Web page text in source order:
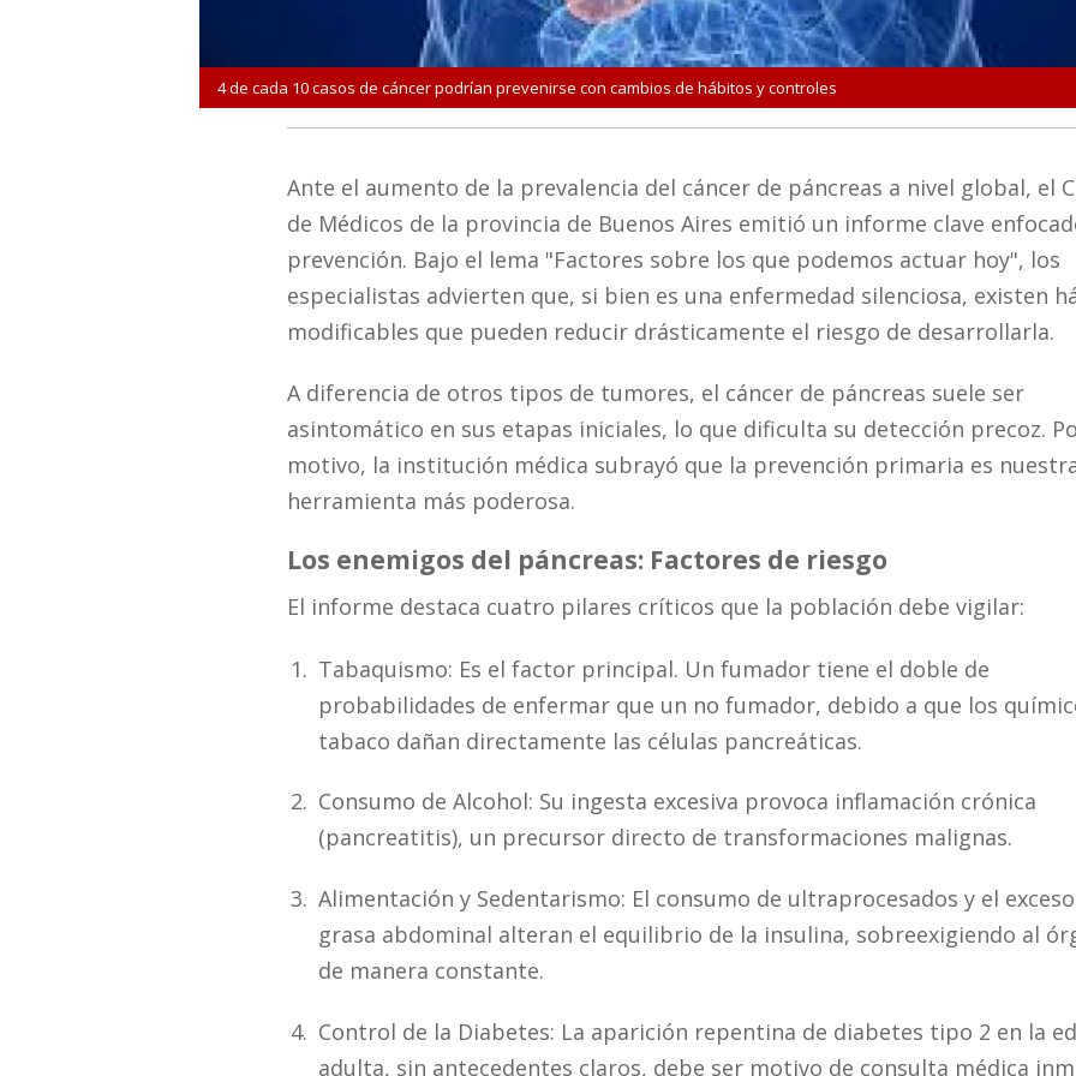
4 de cada 10 casos de cáncer podrían prevenirse con cambios de hábitos y controles
Ante el aumento de la prevalencia del cáncer de páncreas a nivel global, el
de Médicos de la provincia de Buenos Aires emitió un informe clave
prevención. Bajo el lema "Factores sobre los que podemos actuar hoy", los
especialistas advierten que, si bien es una enfermedad silenciosa, existen
modificables que pueden reducir drásticamente el riesgo de desarrollarla.
A diferencia de otros tipos de tumores, el cáncer de páncreas suele ser
asintomático en sus etapas iniciales, lo que dificulta su detección precoz.
motivo, la institución médica subrayó que la prevención primaria es
herramienta más poderosa.
Los enemigos del páncreas: Factores de riesgo
El informe destaca cuatro pilares críticos que la población debe vigilar:
Tabaquismo: Es el factor principal. Un fumador tiene el doble de
probabilidades de enfermar que un no fumador, debido a que los
tabaco dañan directamente las células pancreáticas.
Consumo de Alcohol: Su ingesta excesiva provoca inflamación crónica
(pancreatitis), un precursor directo de transformaciones malignas.
Alimentación y Sedentarismo: El consumo de ultraprocesados y el
grasa abdominal alteran el equilibrio de la insulina, sobreexigiendo al
de manera constante.
Control de la Diabetes: La aparición repentina de diabetes tipo 2 en la
adulta, sin antecedentes claros, debe ser motivo de consulta médica